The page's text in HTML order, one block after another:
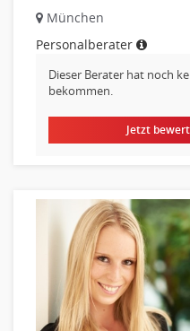
München
Personalberater
Dieser Berater hat noch
bekommen.
Jetzt